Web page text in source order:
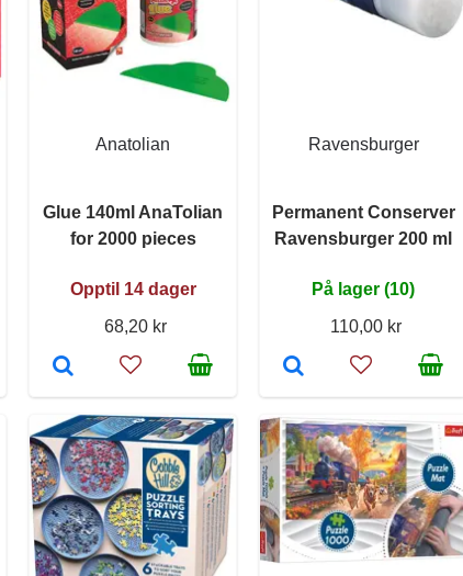
Anatolian
Glue 140ml AnaTolian
for 2000 pieces
Opptil 14 dager
68,20 kr
Ravensburger
Permanent Conserver
Ravensburger 200 ml
På lager (10)
110,00 kr